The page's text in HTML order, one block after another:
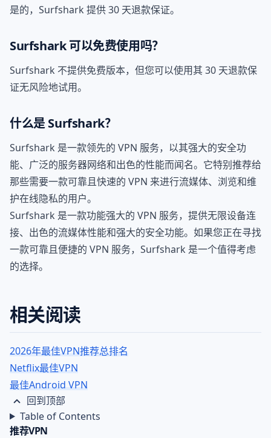
是的，Surfshark 提供 30 天退款保证。
Surfshark 可以免费使用吗？
Surfshark 不提供免费版本，但您可以使用其 30 天退款保
证无风险地试用。
什么是 Surfshark？
Surfshark 是一款领先的 VPN 服务，以其强大的安全功
能、广泛的服务器网络和出色的性能而闻名。它特别推荐给
那些需要一款可靠且快速的 VPN 来进行流媒体、浏览和维
护在线隐私的用户。
Surfshark 是一款功能强大的 VPN 服务，提供无限设备连
接、出色的流媒体性能和强大的安全功能。如果您正在寻找
一款可靠且便捷的 VPN 服务，Surfshark 是一个值得考虑
的选择。
相关阅读
2026年最佳VPN推荐总排名
Netflix最佳VPN
最佳Android VPN
回到顶部
Table of Contents
推荐VPN